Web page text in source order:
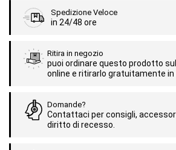
Spedizione Veloce
in 24/48 ore
Ritira in negozio
puoi ordinare questo prodotto
online e ritirarlo gratuitamente in
Domande?
Contattaci per consigli,
diritto di recesso.